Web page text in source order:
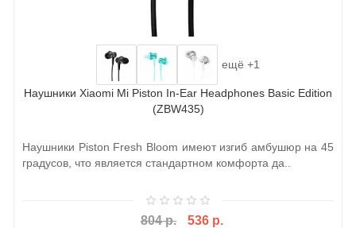
ещё +1
Наушники Xiaomi Mi Piston In-Ear Headphones Basic Edition
(ZBW435)
Наушники Piston Fresh Bloom имеют изгиб амбушюр на 45
градусов, что является стандартном комфорта да..
804 р. 536 р.